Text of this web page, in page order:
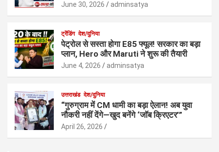
June 30, 2026 adminsatya
ट्रेंडिंग देश/दुनिया
पेट्रोल से सस्ता होगा E85 फ्यूल! सरकार का बड़ा
प्लान, Hero और Maruti ने शुरू की तैयारी
June 4, 2026 adminsatya
उत्तराखंड देश/दुनिया
“गुरुग्राम में CM धामी का बड़ा ऐलान! अब युवा
नौकरी नहीं देंगे—खुद बनेंगे ‘जॉब क्रिएटर’”
April 26, 2026